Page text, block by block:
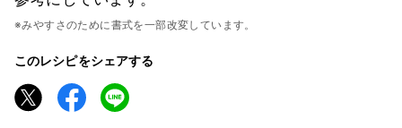
※みやすさのために書式を一部改変しています。
このレシピをシェアする